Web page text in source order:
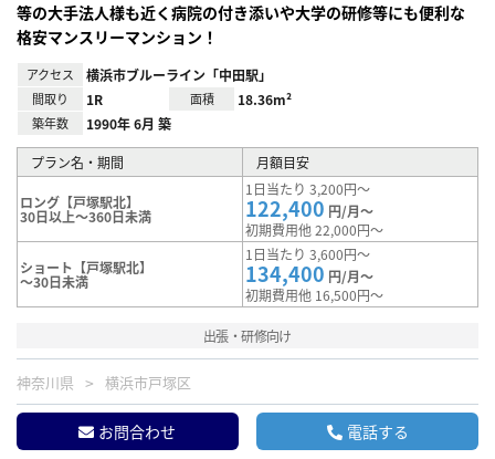
等の大手法人様も近く病院の付き添いや大学の研修等にも便利な
格安マンスリーマンション！
アクセス 横浜市ブルーライン「中田駅」
間取り 1R 面積 18.36m²
築年数 1990年 6月 築
プラン名・期間 月額目安
ロング【戸塚駅北】
30日以上～360日未満
1日当たり 3,200円～
122,400 円/月～
初期費用他 22,000円～
ショート【戸塚駅北】
～30日未満
1日当たり 3,600円～
134,400 円/月～
初期費用他 16,500円～
出張・研修向け
神奈川県 横浜市戸塚区
お問合わせ 電話する